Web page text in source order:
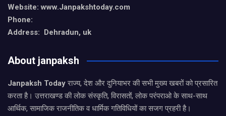
Website: www.Janpakshtoday.com
Phone:
Address: Dehradun, uk
About janpaksh
Janpaksh Todayराज्य, देश और दुनियाभर की सभी मुख्य खबरों को प्रसारित
करता है। उत्तराखण्ड की लोक संस्कृति, विरासतों, लोक परंपराओ के साथ-साथ
आर्थिक, सामाजिक राजनीतिक व धार्मिक गतिविधियों का सजग प्रहरी है।